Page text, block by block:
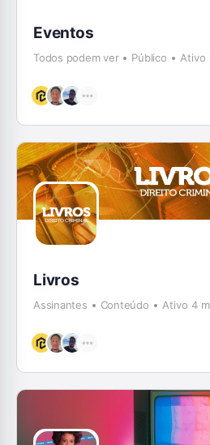
Eventos
Todos podem ver Público Ativo
Livros
Assinantes Conteúdo Ativo 4